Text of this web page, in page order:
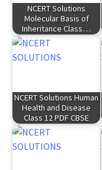
NCERT Solutions
Molecular Basis of
Inheritance Class…
NCERT Solutions Human
Health and Disease
Class 12 PDF CBSE